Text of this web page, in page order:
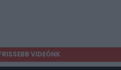
VIDEÓNK